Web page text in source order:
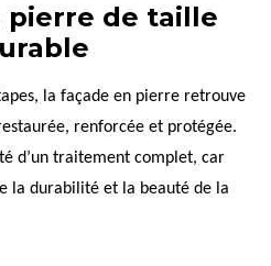
pierre de taille
la façade en pierre retrouve
renforcée et protégée.
d’un traitement complet, car
la durabilité et la beauté de la